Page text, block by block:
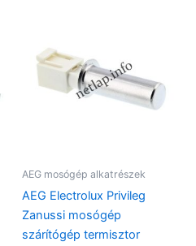
AEG mosógép alkatrészek
AEG Electrolux Privileg
Zanussi mosógép
szárítógép termisztor